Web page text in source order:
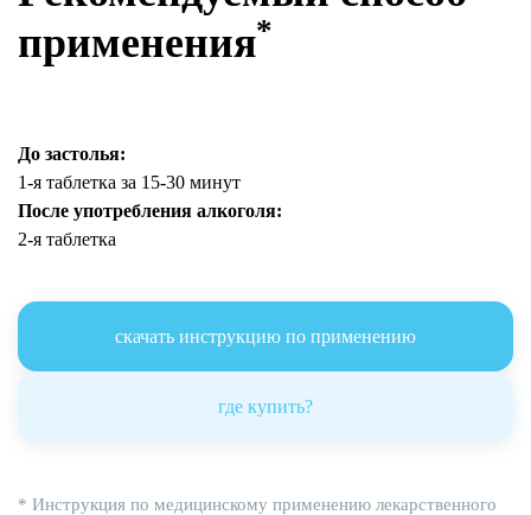
применения*
До застолья:
1-я таблетка за 15-30 минут
После употребления алкоголя:
2-я таблетка
скачать инструкцию по применению
где купить?
* Инструкция по медицинскому применению лекарственного